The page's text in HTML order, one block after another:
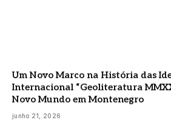
Um Novo Marco na História das
Internacional “Geoliteratura
Novo Mundo em Montenegro
junho 21, 2026